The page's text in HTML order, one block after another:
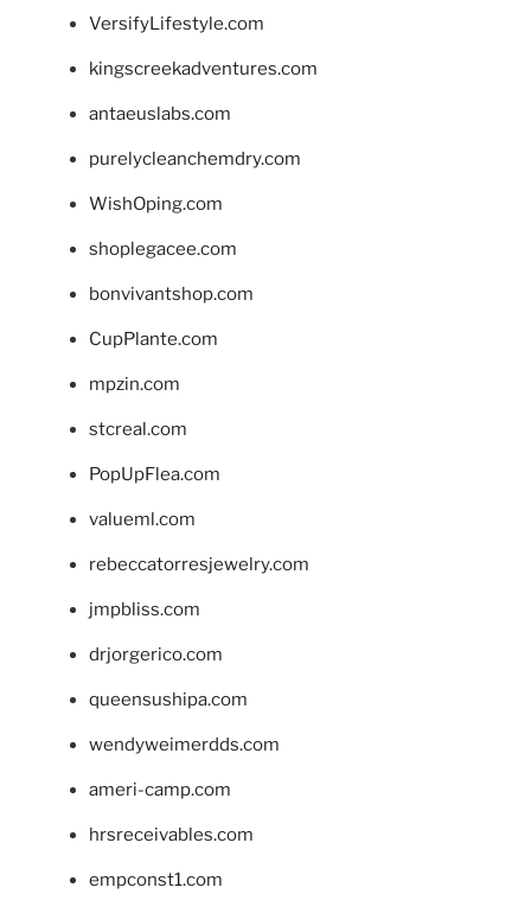
VersifyLifestyle.com
kingscreekadventures.com
antaeuslabs.com
purelycleanchemdry.com
WishOping.com
shoplegacee.com
bonvivantshop.com
CupPlante.com
mpzin.com
stcreal.com
PopUpFlea.com
valueml.com
rebeccatorresjewelry.com
jmpbliss.com
drjorgerico.com
queensushipa.com
wendyweimerdds.com
ameri-camp.com
hrsreceivables.com
empconst1.com